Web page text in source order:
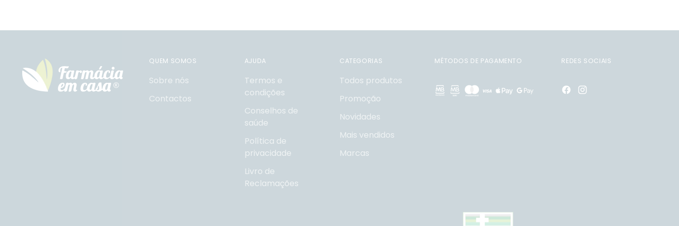
QUEM SOMOS
Sobre nós
Contactos
AJUDA
Termos e
condições
Conselhos de
saúde
Política de
privacidade
Livro de
Reclamações
CATEGORIAS
Todos produtos
Promoção
Novidades
Mais vendidos
Marcas
MÉTODOS DE PAGAMENTO REDES SOCIAIS